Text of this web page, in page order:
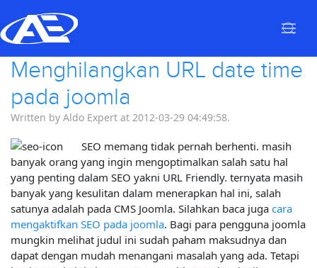
Menghilangkan URL date time
pada joomla
Written by Aldo Expert at 2012-03-29 04:49:58.
SEO memang tidak pernah berhenti. masih
banyak orang yang ingin mengoptimalkan salah satu hal
yang penting dalam SEO yakni URL Friendly. ternyata masih
banyak yang kesulitan dalam menerapkan hal ini, salah
satunya adalah pada CMS Joomla. Silahkan baca juga cara
mengaktifkan SEO pada joomla. Bagi para pengguna joomla
mungkin melihat judul ini sudah paham maksudnya dan
dapat dengan mudah menangani masalah yang ada. Tetapi